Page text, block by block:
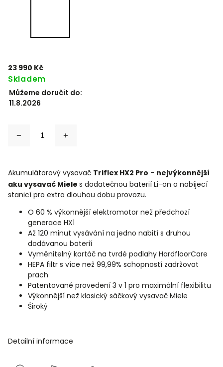
23 990 Kč
Skladem
Můžeme doručit do:
11.8.2026
Akumulátorový vysavač Triflex HX2 Pro - nejvýkonnější
aku vysavač Miele s dodatečnou baterií Li-on a nabíjecí
stanicí pro extra dlouhou dobu provozu.
O 60 % výkonnější elektromotor než předchozí
generace HX1
Až 120 minut vysávání na jedno nabití s druhou
dodávanou baterií
Vyměnitelný kartáč na tvrdé podlahy HardfloorCare
HEPA filtr s více než 99,99% schopností zadržovat
prach
Patentované provedení 3 v 1 pro maximální flexibilitu
Výkonnější než klasický sáčkový vysavač Miele
Široký
Detailní informace